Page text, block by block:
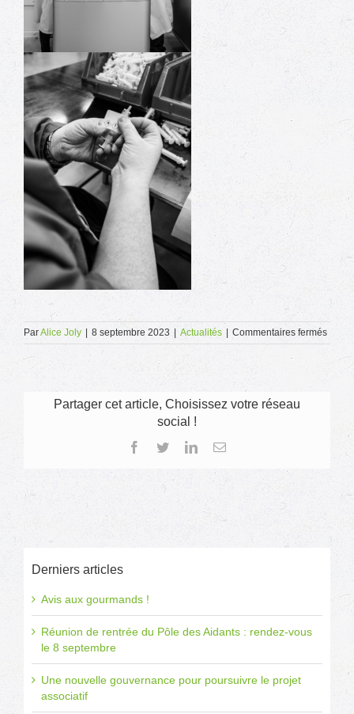
ParAlice Joly | 8 septembre 2023 | Actualités | Commentaires ferméssur
Les
ESAT
Partager cet article, Choisissez votre réseau
social !
Facebook
TwitterLinkedInEmail
Derniers articles
Avis aux gourmands !
Réunion de rentrée du Pôle des Aidants : rendez-vous
le 8 septembre
Une nouvelle gouvernance pour poursuivre le projet
associatif